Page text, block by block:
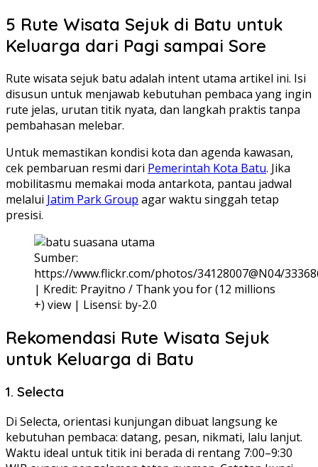
5 Rute Wisata Sejuk di Batu untuk
Keluarga dari Pagi sampai Sore
Rute wisata sejuk batu adalah intent utama artikel ini. Isi
disusun untuk menjawab kebutuhan pembaca yang ingin
rute jelas, urutan titik nyata, dan langkah praktis tanpa
pembahasan melebar.
Untuk memastikan kondisi kota dan agenda kawasan,
cek pembaruan resmi dari Pemerintah Kota Batu. Jika
mobilitasmu memakai moda antarkota, pantau jadwal
melalui Jatim Park Group agar waktu singgah tetap
presisi.
Sumber:
https://www.flickr.com/photos/34128007@N04/
| Kredit: Prayitno / Thank you for (12 millions
+) view | Lisensi: by-2.0
Rekomendasi Rute Wisata Sejuk
untuk Keluarga di Batu
1. Selecta
Di Selecta, orientasi kunjungan dibuat langsung ke
kebutuhan pembaca: datang, pesan, nikmati, lalu lanjut.
Waktu ideal untuk titik ini berada di rentang 7:00–9:30